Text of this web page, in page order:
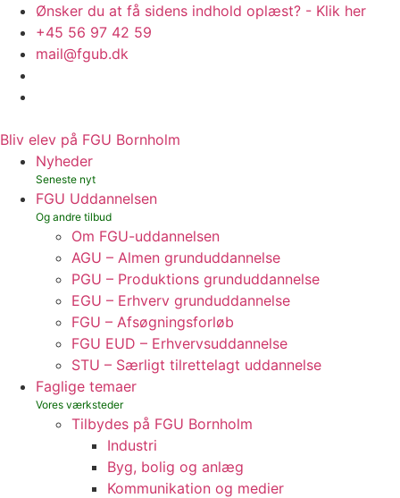
Ønsker du at få sidens indhold oplæst? - Klik her
+45 56 97 42 59
mail@fgub.dk
Bliv elev på FGU Bornholm
Nyheder
FGU Uddannelsen
Om FGU-uddannelsen
AGU – Almen grunduddannelse
PGU – Produktions grunduddannelse
EGU – Erhverv grunduddannelse
FGU – Afsøgningsforløb
FGU EUD – Erhvervsuddannelse
STU – Særligt tilrettelagt uddannelse
Faglige temaer
Tilbydes på FGU Bornholm
Industri
Byg, bolig og anlæg
Kommunikation og medier